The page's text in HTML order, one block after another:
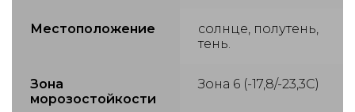
Местоположение
солнце, полутень,
тень.
Зона
морозостойкости
Зона 6 (-17,8/-23,3С)